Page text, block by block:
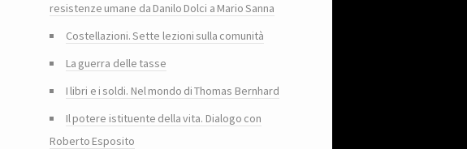
resistenze umane da Danilo Dolci a Mario Sanna
Costellazioni. Sette lezioni sulla comunità
La guerra delle tasse
I libri e i soldi. Nel mondo di Thomas Bernhard
Il potere istituente della vita. Dialogo con
Roberto Esposito